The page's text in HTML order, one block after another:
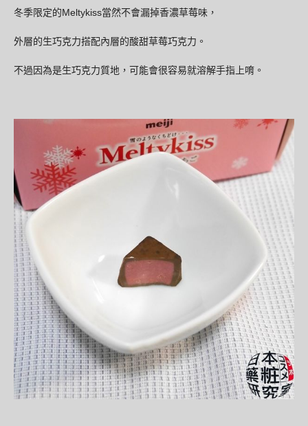
冬季限定的Meltykiss當然不會漏掉香濃草莓味，
外層的生巧克力搭配內層的酸甜草莓巧克力。
不過因為是生巧克力質地，可能會很容易就溶解手指上唷。